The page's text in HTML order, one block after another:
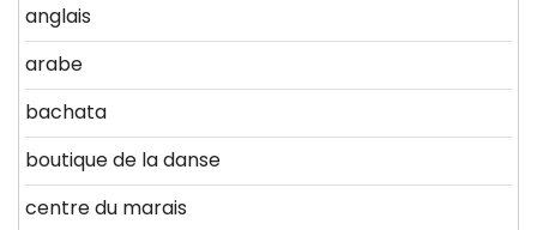
anglais
arabe
bachata
boutique de la danse
centre du marais